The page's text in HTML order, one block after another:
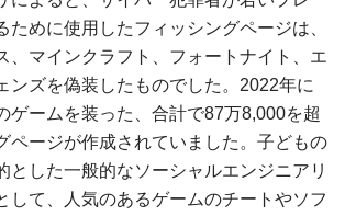
ために使用したフィッシングページは、
、マインクラフト、フォートナイト、エ
ンズを偽装したものでした。2022年に
ゲームを装った、合計で87万8,000を超
ページが作成されていました。子どもの
とした一般的なソーシャルエンジニアリ
して、人気のあるゲームのチートやソフ